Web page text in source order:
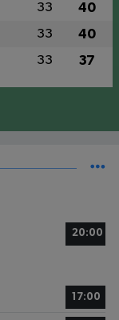
33 40
33 40
33 37
20:00
17:00